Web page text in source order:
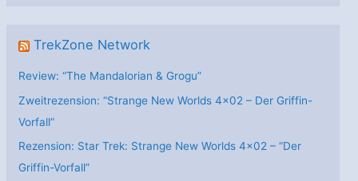
TrekZone Network
Review: “The Mandalorian & Grogu”
Zweitrezension: “Strange New Worlds 4×02 – Der Griffin-
Vorfall”
Rezension: Star Trek: Strange New Worlds 4×02 – “Der
Griffin-Vorfall”